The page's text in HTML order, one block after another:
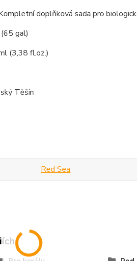
doplňková sada pro
gal)
(3,38 fl.oz.)
Těšín
Red Sea